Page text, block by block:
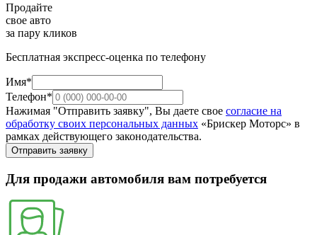
Продайте
свое авто
за пару кликов
Бесплатная экспресс-оценка по телефону
Имя*
Телефон*
Нажимая "Отправить заявку", Вы даете свое согласие на
обработку своих персональных данных «Брискер Моторс» в
рамках действующего законодательства.
Отправить заявку
Для продажи автомобиля вам потребуется